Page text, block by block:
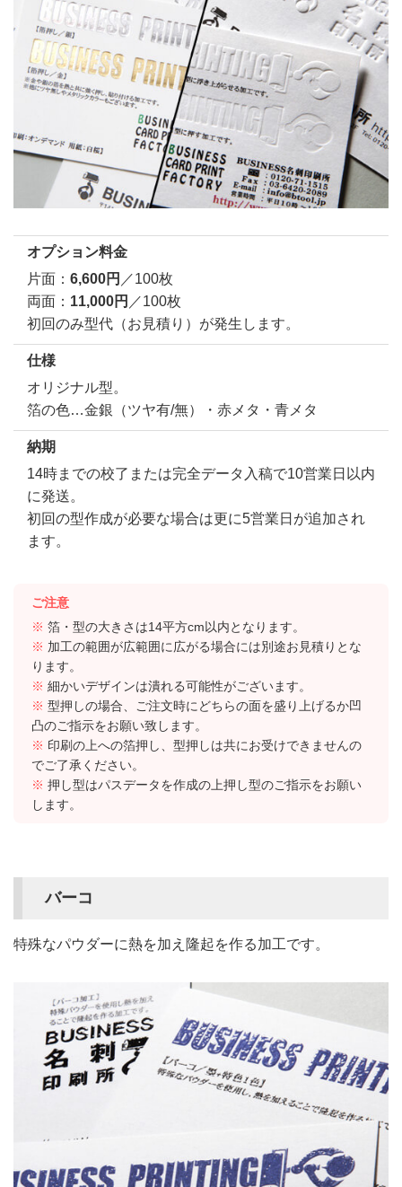
オプション料金
片面： 6,600円 ／100枚
両面： 11,000円 ／100枚
初回のみ型代（お見積り）が発生します。
仕様
オリジナル型。
箔の色…金銀（ツヤ有/無）・赤メタ・青メタ
納期
14時までの校了または完全データ入稿で10営業日以内
に発送。
初回の型作成が必要な場合は更に5営業日が追加され
ます。
ご注意
※ 箔・型の大きさは14平方cm以内となります。
※ 加工の範囲が広範囲に広がる場合には別途お見積りとな
ります。
※ 細かいデザインは潰れる可能性がございます。
※ 型押しの場合、ご注文時にどちらの面を盛り上げるか凹
凸のご指示をお願い致します。
※ 印刷の上への箔押し、型押しは共にお受けできませんの
でご了承ください。
※ 押し型はパスデータを作成の上押し型のご指示をお願い
します。
バーコ
特殊なパウダーに熱を加え隆起を作る加工です。